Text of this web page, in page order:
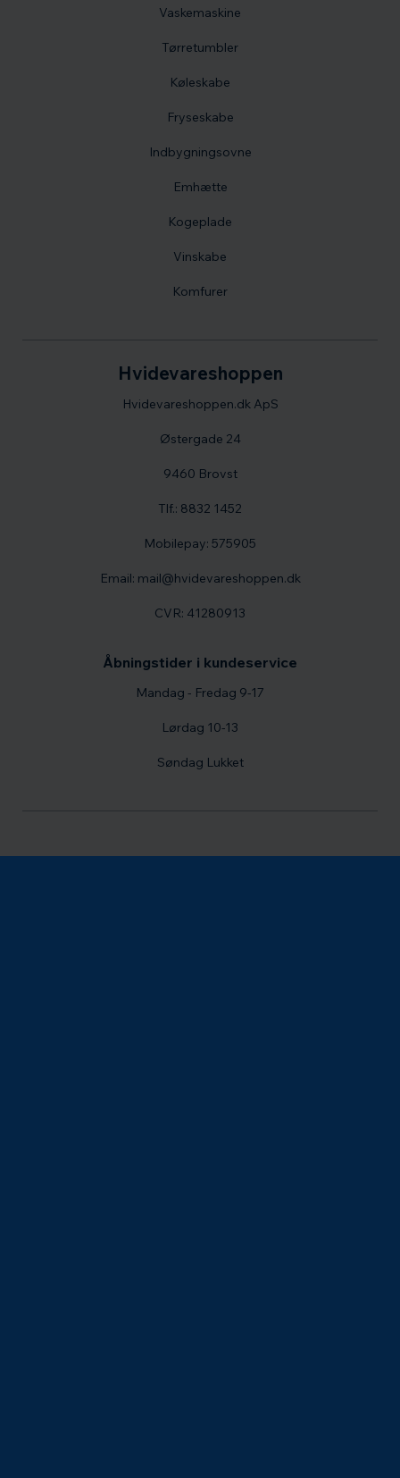
Hvidevareshoppen
Hvidevareshoppen.dk ApS
Østergade 24
9460 Brovst
Tlf.: 8832 1452
Mobilepay: 575905
Email: mail@hvidevareshoppen.dk
CVR: 41280913
Åbningstider i kundeservice
Mandag - Fredag 9-17
Lørdag 10-13
Søndag Lukket
Vaskemaskine
Tørretumbler
Køleskabe
Fryseskabe
Indbygningsovne
Emhætte
Kogeplade
Vinskabe
Komfurer